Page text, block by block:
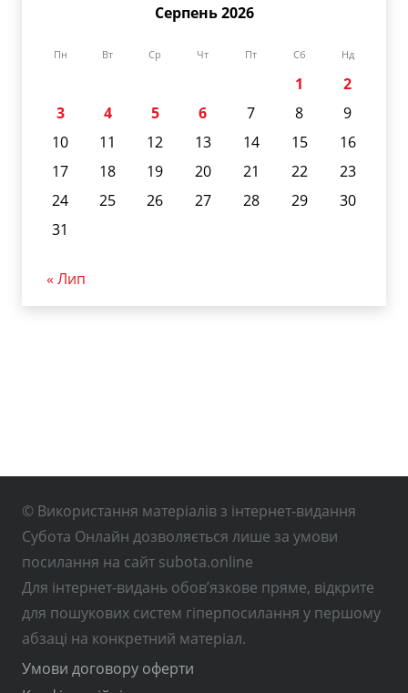
Серпень 2026
Пн Вт Ср Чт Пт Сб Нд
1
2
3
4 5 6 7 8
9
10
11 12 13 14 15
16
17
18 19 20 21 22
23
24
25 26 27 28 29
30
31
« Лип
© Використання матеріалів з інтернет-видання
Субота Онлайн дозволяється лише за умови
посилання на сайт subota.online
Для інтернет-видань обов’язкове пряме, відкрите
для пошукових систем гіперпосилання у першому
абзаці на конкретний матеріал.
Умови договору оферти